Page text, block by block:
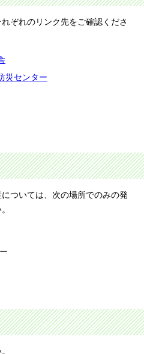
ぞれのリンク先をご確認くださ
災センター
ついては、次の場所でのみの発